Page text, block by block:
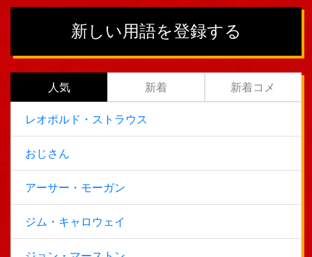
新しい用語を登録する
人気 新着 新着コメ
レオポルド・ストラウス
おじさん
アーサー・モーガン
ジム・キャロウェイ